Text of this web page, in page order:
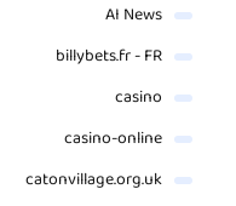
AI News
billybets.fr - FR
casino
casino-online
catonvillage.org.uk